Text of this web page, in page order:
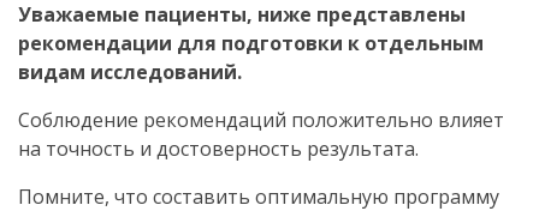
Уважаемые пациенты, ниже представлены
рекомендации для подготовки к отдельным
видам исследований.
Соблюдение рекомендаций положительно влияет
на точность и достоверность результата.
Помните, что составить оптимальную программу